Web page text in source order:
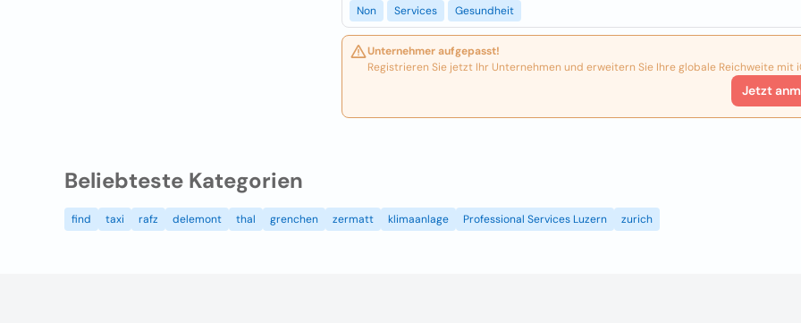
Non
Services Gesundheit
Unternehmer aufgepasst!
Registrieren Sie jetzt Ihr Unternehmen und erweitern Sie Ihre globale Reichweite mit
Jetzt
Beliebteste Kategorien
find taxi rafz delemont thal grenchen zermatt klimaanlage Professional Services Luzern zurich